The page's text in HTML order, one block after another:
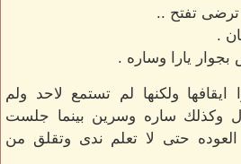
ترضى تفتح ..
.
يارا وساره .
ايقافها ولكنها لم تستمع لاحد ولم
وكذلك ساره وسرين بينما جلست
حتى لا تعلم ندى وتقلق من